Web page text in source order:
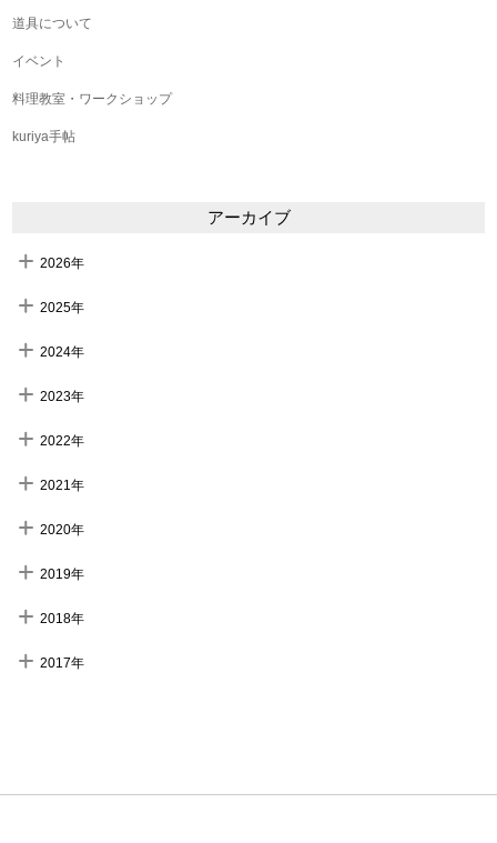
道具について
イベント
料理教室・ワークショップ
kuriya手帖
アーカイブ
2026年
2025年
2024年
2023年
2022年
2021年
2020年
2019年
2018年
2017年